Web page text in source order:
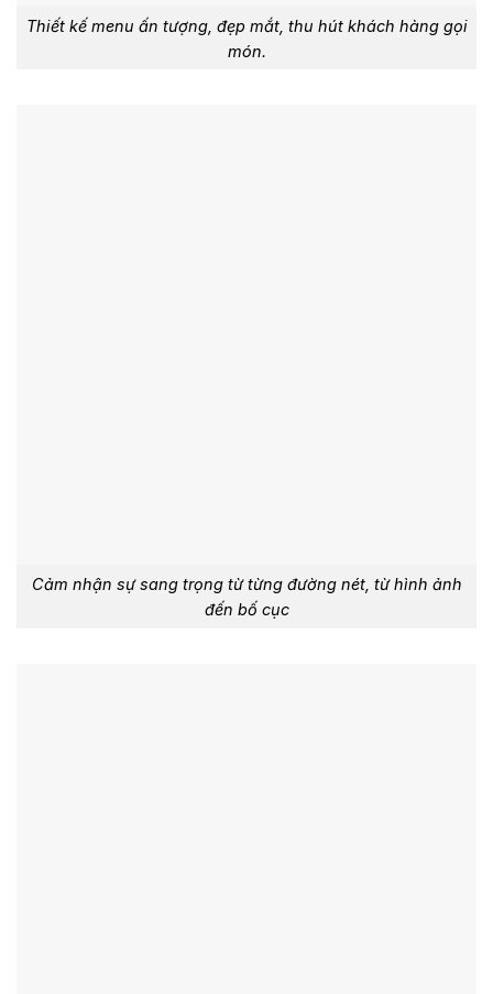
Thiết kế menu ấn tượng, đẹp mắt, thu hút khách hàng gọi
món.
Cảm nhận sự sang trọng từ từng đường nét, từ hình ảnh
đến bố cục